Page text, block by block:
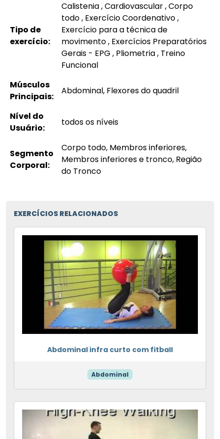
Tipo de
exercício:
Calistenia , Cardiovascular , Corpo
todo , Exercício Coordenativo ,
Exercício para a técnica de
movimento , Exercícios Preparatórios
Gerais - EPG , Pliometria , Treino
Funcional
Músculos
Principais:
Abdominal, Flexores do quadril
Nível do
Usuário:
todos os níveis
Segmento
Corporal:
Corpo todo, Membros inferiores,
Membros inferiores e tronco, Região
do Tronco
EXERCÍCIOS RELACIONADOS
Abdominal infra curto com fitball
Abdominal